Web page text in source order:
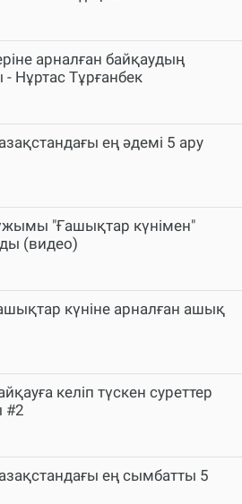
арналған байқаудың
Нұртас Тұрғанбек
ең әдемі 5 ару
"Ғашықтар күнімен"
(видео)
күніне арналған ашық
келіп түскен суреттер
#2
ең сымбатты 5